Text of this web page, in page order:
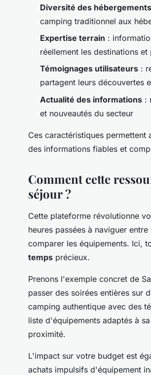
Diversité des hébergements
camping traditionnel aux
Expertise terrain :
réellement les destinations
Témoignages utilisateurs :
partagent leurs découvertes
Actualité des informations :
et nouveautés du secteur
Ces caractéristiques permettent
des informations fiables et
Comment cette
séjour ?
Cette plateforme révolutionne
heures passées à naviguer
comparer les équipements. Ici,
temps précieux.
Prenons l'exemple concret de
passer des soirées entières sur
camping authentique avec des
liste d'équipements adaptés à
proximité.
L'impact sur votre budget est
achats impulsifs d'équipement